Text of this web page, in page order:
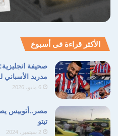
على أراضيها
الأكثر قراءة فى أسبوع
صحيفة
مدريد
6 مايو، 2026
مصر..أتوبيس
تيتو
2 سبتمبر، 2024